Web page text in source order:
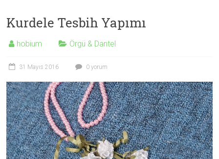
Kurdele Tesbih Yapımı
hobium Örgü & Dantel
31 Mayıs 2016 0 yorum